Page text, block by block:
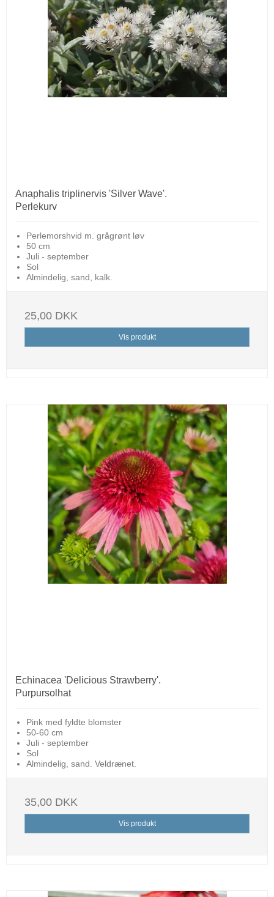
Anaphalis triplinervis 'Silver Wave'.
Perlekurv
Perlemorshvid m. grågrønt løv
50 cm
Juli - september
Sol
Almindelig, sand, kalk.
25,00 DKK
Vis produkt
Echinacea 'Delicious Strawberry'.
Purpursolhat
Pink med fyldte blomster
50-60 cm
Juli - september
Sol
Almindelig, sand. Veldrænet.
35,00 DKK
Vis produkt